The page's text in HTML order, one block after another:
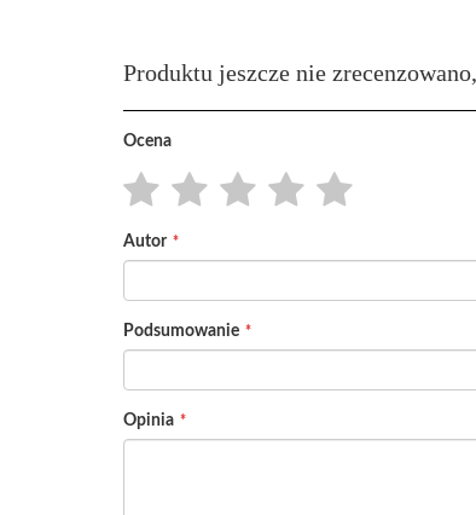
Produktu jeszcze nie
Ocena
star
stars
stars
stars
stars
Autor
Podsumowanie
Opinia